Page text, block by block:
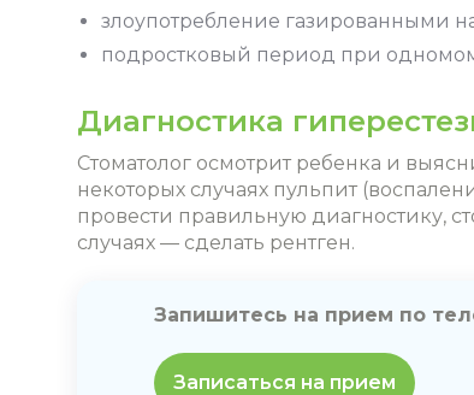
злоупотребление газированными
подростковый период при
Диагностика
Стоматолог осмотрит ребенка и
некоторых случаях пульпит
провести правильную диагностику,
случаях — сделать рентген.
Запишитесь на прием по
Записаться на прием